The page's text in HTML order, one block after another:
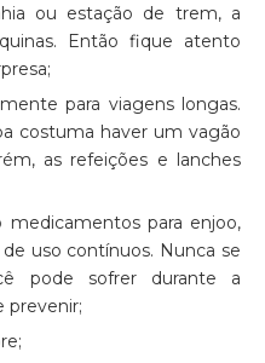
ou estação de trem, a
Então fique atento
para viagens longas.
costuma haver um vagão
as refeições e lanches
medicamentos para enjoo,
uso contínuos. Nunca se
pode sofrer durante a
prevenir;